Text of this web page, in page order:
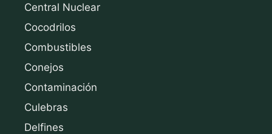
Central Nuclear
Cocodrilos
Combustibles
Conejos
Contaminación
Culebras
Delfines